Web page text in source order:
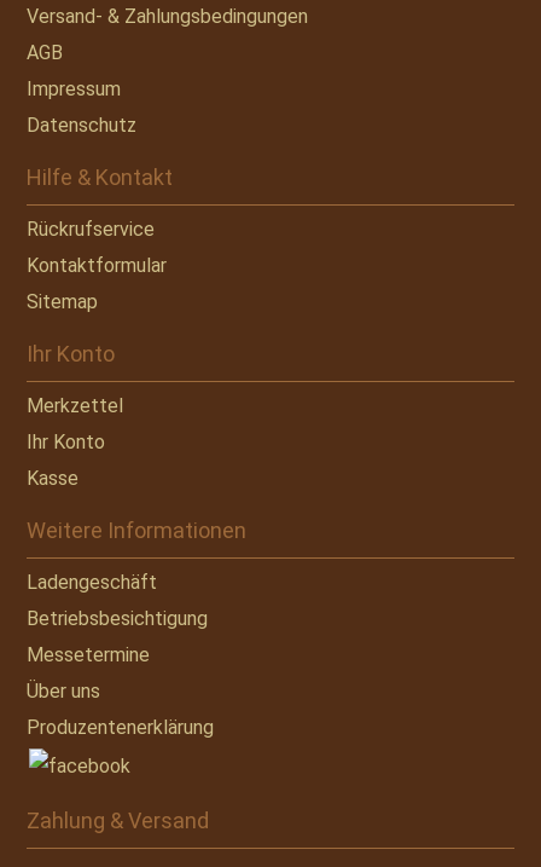
Versand- & Zahlungsbedingungen
AGB
Impressum
Datenschutz
Hilfe & Kontakt
Rückrufservice
Kontaktformular
Sitemap
Ihr Konto
Merkzettel
Ihr Konto
Kasse
Weitere Informationen
Ladengeschäft
Betriebsbesichtigung
Messetermine
Über uns
Produzentenerklärung
Zahlung & Versand